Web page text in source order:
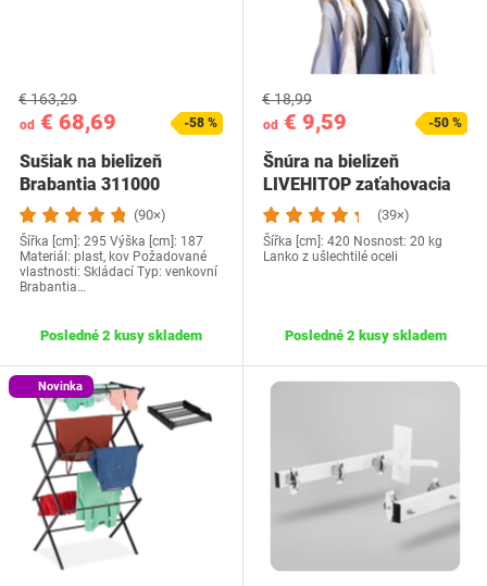
od € 68,69
€ 163,29
-58 %
Sušiak na bielizeň
Brabantia 311000
(90×)
Šířka [cm]: 295 Výška [cm]: 187
Materiál: plast, kov Požadované
vlastnosti: Skládací Typ: venkovní
Brabantia…
Posledné 2 kusy skladem
od € 9,59
€ 18,99
-50 %
Šnúra na bielizeň
LIVEHITOP zaťahovacia
(39×)
Šířka [cm]: 420 Nosnost: 20 kg
Lanko z ušlechtilé oceli
Posledné 2 kusy skladem
Novinka